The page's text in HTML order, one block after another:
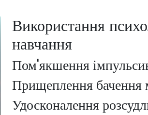
Використання
навчання
Пом'якшення
Прищеплення бачення
Удосконалення